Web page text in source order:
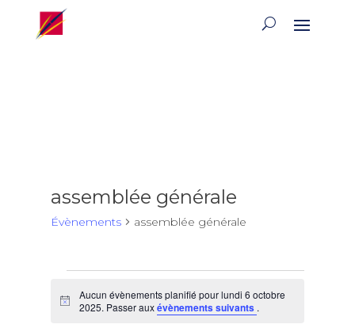
assemblée générale
Évènements assemblée générale
for
Notice
Aucun évènements planifié pour lundi 6 octobre
2025. Passer auxévènements suivants .